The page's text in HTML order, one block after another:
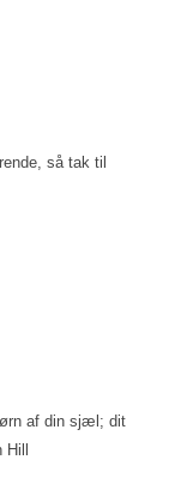
så tak til
af din sjæl; dit